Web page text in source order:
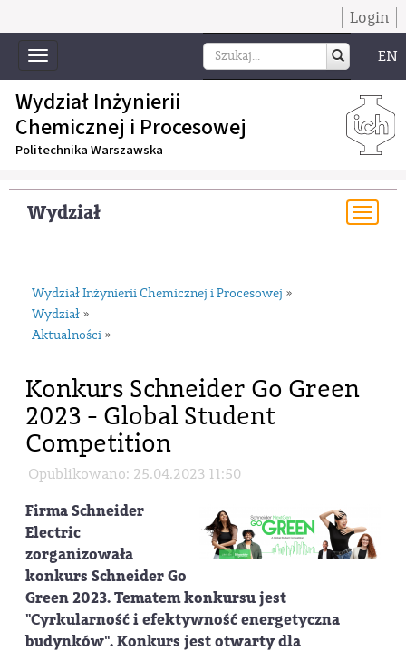
Login
Toggle
navigation
EN
Wydział Inżynierii
Chemicznej i Procesowej
Politechnika Warszawska
Wydział
Wydział Inżynierii Chemicznej i Procesowej »
Wydział »
Aktualności »
Konkurs Schneider Go Green
2023 - Global Student
Competition
Opublikowano: 25.04.2023 11:50
Firma Schneider
Electric
zorganizowała
konkurs Schneider Go
Green 2023. Tematem konkursu jest
"Cyrkularność i efektywność energetyczna
budynków". Konkurs jest otwarty dla